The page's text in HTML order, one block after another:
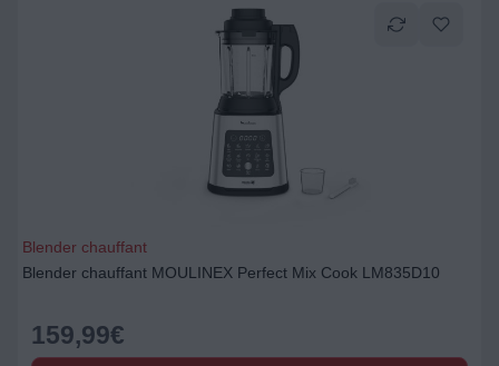
Blender chauffant
Blender chauffant MOULINEX Perfect Mix Cook LM835D10
159,99€